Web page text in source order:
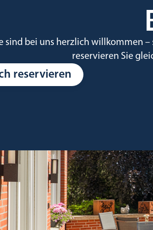
sind bei uns herzlich willkommen
reservieren Sie
reservieren